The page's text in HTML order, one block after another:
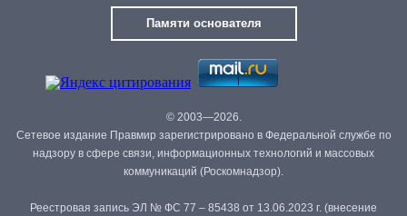
Памяти основателя
© 2003—2026.
Сетевое издание Правмир зарегистрировано в Федеральной службе по
надзору в сфере связи, информационных технологий и массовых
коммуникаций (Роскомнадзор).
Реестровая запись ЭЛ № ФС 77 – 85438 от 13.06.2023 г. (внесение